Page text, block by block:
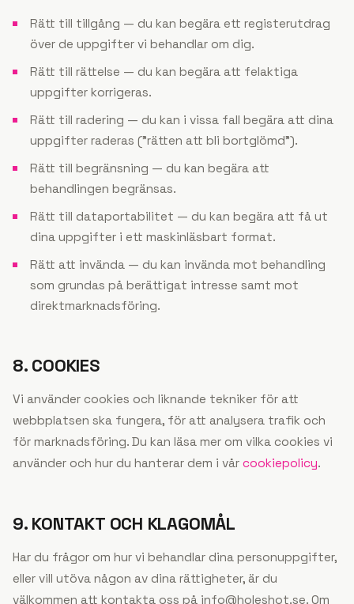
Rätt till tillgång — du kan begära ett registerutdrag
över de uppgifter vi behandlar om dig.
Rätt till rättelse — du kan begära att felaktiga
uppgifter korrigeras.
Rätt till radering — du kan i vissa fall begära att dina
uppgifter raderas (”rätten att bli bortglömd”).
Rätt till begränsning — du kan begära att
behandlingen begränsas.
Rätt till dataportabilitet — du kan begära att få ut
dina uppgifter i ett maskinläsbart format.
Rätt att invända — du kan invända mot behandling
som grundas på berättigat intresse samt mot
direktmarknadsföring.
8. COOKIES
Vi använder cookies och liknande tekniker för att
webbplatsen ska fungera, för att analysera trafik och
för marknadsföring. Du kan läsa mer om vilka cookies vi
använder och hur du hanterar dem i vår cookiepolicy.
9. KONTAKT OCH KLAGOMÅL
Har du frågor om hur vi behandlar dina personuppgifter,
eller vill utöva någon av dina rättigheter, är du
välkommen att kontakta oss på info@holeshot.se. Om